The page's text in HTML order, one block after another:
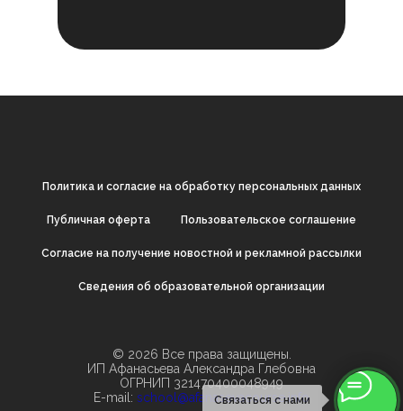
Связаться с нами
Политика и согласие на обработку персональных данных
Публичная оферта Пользовательское соглашение
Согласие на получение новостной и рекламной рассылки
Cведения об образовательной организации
© 2026 Все права защищены.
ИП Афанасьева Александра Глебовна
ОГРНИП 321470400048949
E-mail: school@afanasevacourse.info